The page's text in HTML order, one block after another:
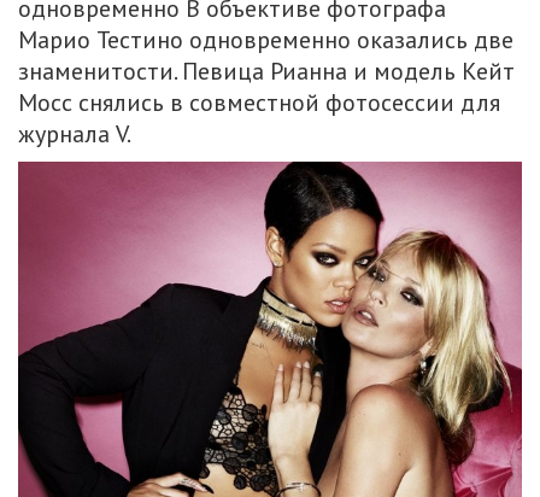
одновременно В объективе фотографа
Марио Тестино одновременно оказались две
знаменитости. Певица Рианна и модель Кейт
Мосс снялись в совместной фотосессии для
журнала V.